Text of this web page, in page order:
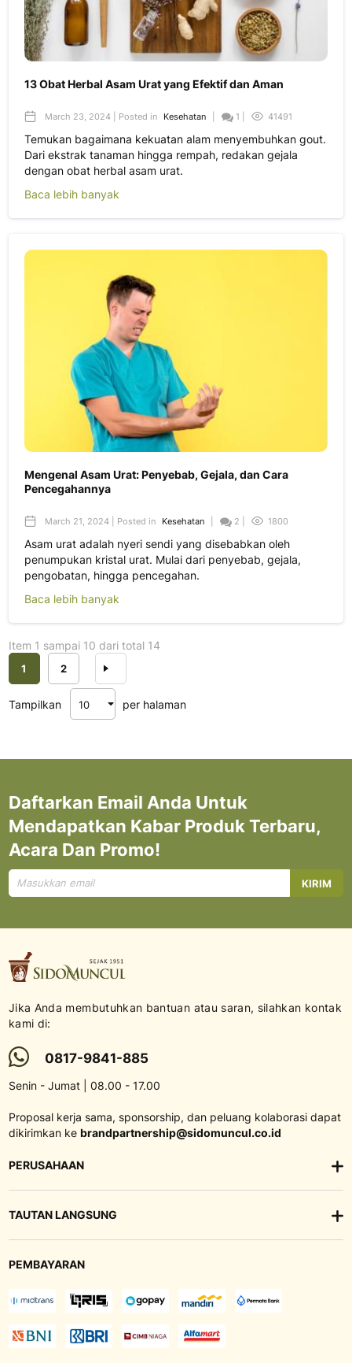
13 Obat Herbal Asam Urat yang Efektif dan Aman
March 23, 2024 | Posted in Kesehatan 1 | 41491
Temukan bagaimana kekuatan alam menyembuhkan gout.
Dari ekstrak tanaman hingga rempah, redakan gejala
dengan obat herbal asam urat.
Baca lebih banyak
Mengenal Asam Urat: Penyebab, Gejala, dan Cara
Pencegahannya
March 21, 2024 | Posted in Kesehatan 2 | 1800
Asam urat adalah nyeri sendi yang disebabkan oleh
penumpukan kristal urat. Mulai dari penyebab, gejala,
pengobatan, hingga pencegahan.
Baca lebih banyak
Item 1 sampai 10 dari total 14
Halaman
Anda sedang membaca halaman
1 Halaman
2
Tampilkan per halaman
Daftarkan Email Anda Untuk
Mendapatkan Kabar Produk Terbaru,
Acara Dan Promo!
Mendaftar
untuk
KIRIM
Jika Anda membutuhkan bantuan atau saran, silahkan kontak
kami di:
0817-9841-885
Senin - Jumat | 08.00 - 17.00
Proposal kerja sama, sponsorship, dan peluang kolaborasi dapat
dikirimkan ke brandpartnership@sidomuncul.co.id
PERUSAHAAN
TAUTAN LANGSUNG
PEMBAYARAN